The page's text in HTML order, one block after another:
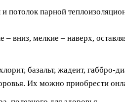
потолок парной
вниз, мелкие – наверх,
базальт, жадеит, габбро-
Их можно приобрести